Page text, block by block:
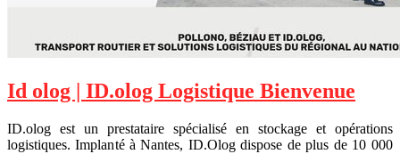
Id olog | ID.olog Logistique Bienvenue
ID.olog est un prestataire spécialisé en stockage et opérations
logistiques. Implanté à Nantes, ID.Olog dispose de plus de 10 000